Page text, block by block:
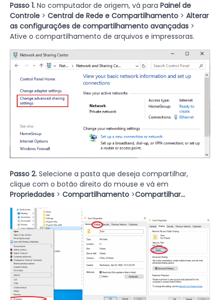
Passo 1. No computador de origem, vá para Painel de
Controle > Central de Rede e Compartilhamento > Alterar
as configurações de compartilhamento avançadas >
Ative o compartilhamento de arquivos e impressoras.
Passo 2. Selecione a pasta que deseja compartilhar,
clique com o botão direito do mouse e vá em
Propriedades > Compartilhamento >Compartilhar...